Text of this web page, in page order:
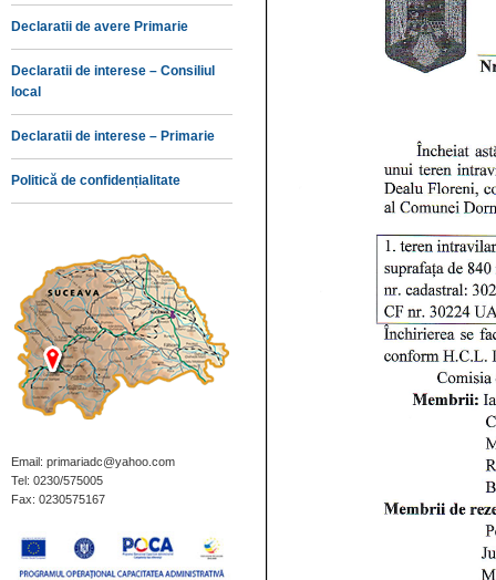
Declaratii de avere Primarie
Declaratii de interese – Consiliul
local
Declaratii de interese – Primarie
Politică de confidențialitate
Email: primariadc@yahoo.com
Tel: 0230/575005
Fax: 0230575167